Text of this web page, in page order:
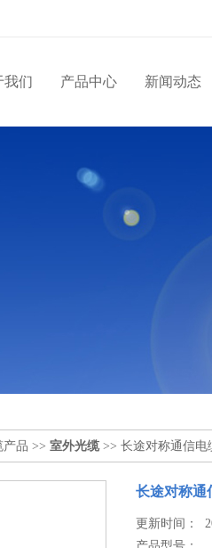
我们 产品中心 新闻动态
产品 >> 室外光缆>> 长途对称通信电
长途对称通
更新时间：